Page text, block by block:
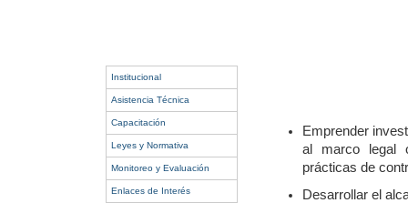
Institucional
Asistencia Técnica
Capacitación
Leyes y Normativa
Monitoreo y Evaluación
Enlaces de Interés
Emprender
al marco legal
prácticas de
Desarrollar el